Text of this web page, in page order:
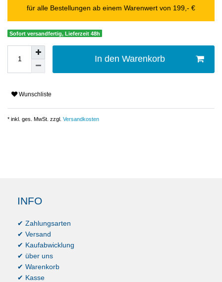
für alle Bestellungen ab einem Warenwert von 199,- €
Sofort versandfertig, Lieferzeit 48h
In den Warenkorb
Wunschliste
* inkl. ges. MwSt. zzgl. Versandkosten
INFO
✔ Zahlungsarten
✔ Versand
✔ Kaufabwicklung
✔ über uns
✔ Warenkorb
✔ Kasse